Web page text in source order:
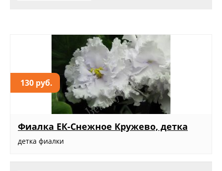
130 руб.
Фиалка ЕК-Снежное Кружево, детка
детка фиалки